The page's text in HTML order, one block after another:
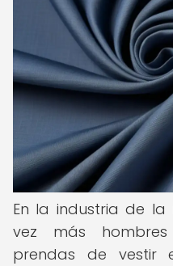
En la industria de
vez más
prendas de vestir